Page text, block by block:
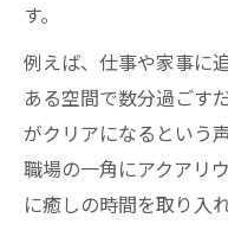
す。
例えば、仕事や家事に
ある空間で数分過ごす
がクリアになるという
職場の一角にアクアリ
に癒しの時間を取り入